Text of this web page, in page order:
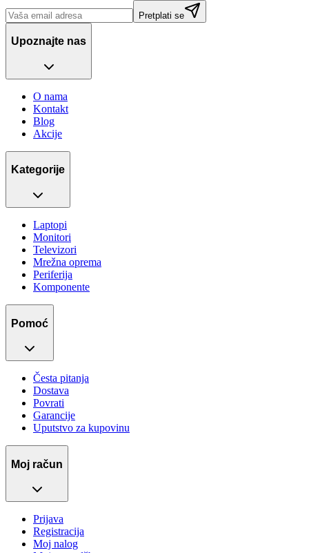
Pretplati se
Upoznajte nas
O nama
Kontakt
Blog
Akcije
Kategorije
Laptopi
Monitori
Televizori
Mrežna oprema
Periferija
Komponente
Pomoć
Česta pitanja
Dostava
Povrati
Garancije
Uputstvo za kupovinu
Moj račun
Prijava
Registracija
Moj nalog